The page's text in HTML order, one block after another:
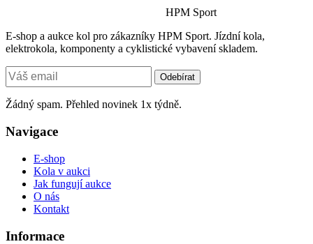
HPM Sport
E-shop a aukce kol pro zákazníky HPM Sport. Jízdní kola,
elektrokola, komponenty a cyklistické vybavení skladem.
Odebírat
Žádný spam. Přehled novinek 1x týdně.
Navigace
E-shop
Kola v aukci
Jak fungují aukce
O nás
Kontakt
Informace